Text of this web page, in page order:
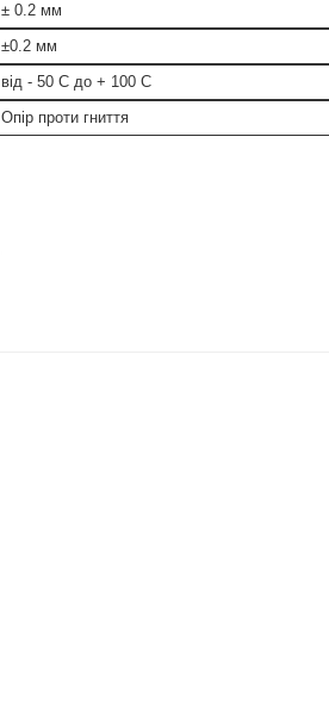
± 0.2 мм
±0.2 мм
від - 50 С до + 100 С
Опір проти гниття